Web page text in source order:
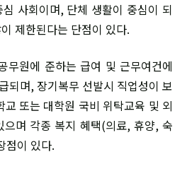
사회이며, 단체 생활이 중심이 되
제한된다는 단점이 있다.
무원에 준하는 급여 및 근무여건에
되며, 장기복무 선발시 직업성이 보
또는 대학원 국비 위탁교육 및 외
며 각종 복지 혜택(의료, 휴양, 숙
점이 있다.